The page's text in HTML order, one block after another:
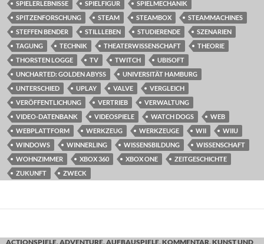
SPIELERLEBNISSE SPIELFIGUR
SPIELMECHANIK
SPITZENFORSCHUNG
STEAM STEAMBOX
STEAMMACHINES
STEFFEN BENDER
STILLLEBEN STUDIERENDE
SZENARIEN
TAGUNG
TECHNIK THEATERWISSENSCHAFT
THEORIE
THORSTEN LOGGE
TV TWITCH
UBISOFT
UNCHARTED: GOLDEN ABYSS
UNIVERSITÄT HAMBURG
UNTERSCHIED
UPLAY VALVE
VERGLEICH
VERÖFFENTLICHUNG
VERTRIEB
VERWALTUNG
VIDEO-DATENBANK
VIDEOSPIELE WATCH DOGS
WEB
WEBPLATTFORM
WERKZEUG WERKZEUGE WII
WIIU
WINDOWS
WINNERLING WISSENSBILDUNG
WISSENSCHAFT
WOHNZIMMER
XBOX 360 XBOX ONE
ZEITGESCHICHTE
ZUKUNFT
ZWECK
ACTIONSPIELE, ADVENTURE, AUFBAUSPIELE, KOMMENTAR, KUNST UND